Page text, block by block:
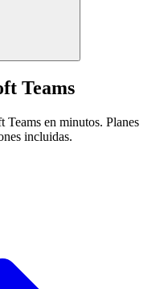
Teams
en minutos. Planes
incluidas.